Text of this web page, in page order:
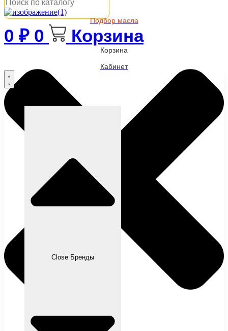
Подбор масла
0 ₽ 0 Корзина
Корзина
Кабинет
Close Бренды